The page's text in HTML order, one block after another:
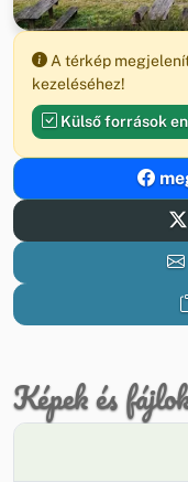
A térkép
kezeléséhez!
Külső források
Képek és